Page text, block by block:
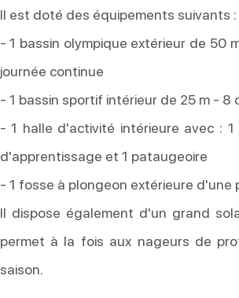
Il est doté des équipements suivants :
- 1 bassin olympique extérieur de 50
journée continue
- 1 bassin sportif intérieur de 25 m - 8
- 1 halle d'activité intérieure avec :
d'apprentissage et 1 pataugeoire
- 1 fosse à plongeon extérieure d'une
Il dispose également d'un grand
permet à la fois aux nageurs de
saison.